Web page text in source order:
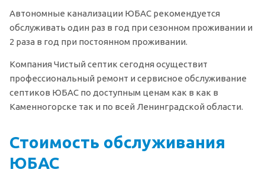
Автономные канализации ЮБАС рекомендуется
обслуживать один раз в год при сезонном проживании и
2 раза в год при постоянном проживании.
Компания Чистый септик сегодня осуществит
профессиональный ремонт и сервисное обслуживание
септиков ЮБАС по доступным ценам как в как в
Каменногорске так и по всей Ленинградской области.
Стоимость обслуживания
ЮБАС